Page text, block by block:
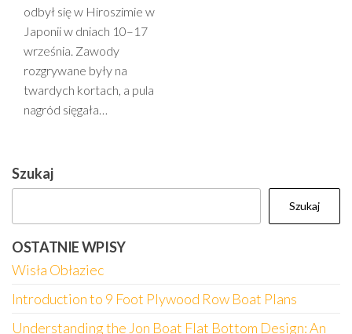
odbył się w Hiroszimie w
Japonii w dniach 10–17
września. Zawody
rozgrywane były na
twardych kortach, a pula
nagród sięgała…
Szukaj
Szukaj
OSTATNIE WPISY
Wisła Obłaziec
Introduction to 9 Foot Plywood Row Boat Plans
Understanding the Jon Boat Flat Bottom Design: An